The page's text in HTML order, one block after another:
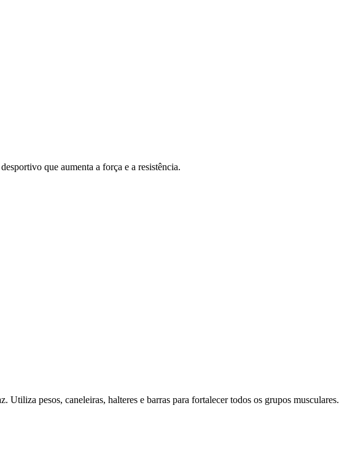
que aumenta a força e a resistência.
pesos, caneleiras, halteres e barras para fortalecer todos os grupos musculares.